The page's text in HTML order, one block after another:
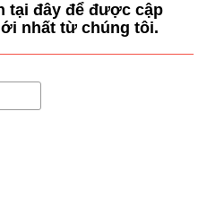
tại đây để được cập
nhất từ chúng tôi.